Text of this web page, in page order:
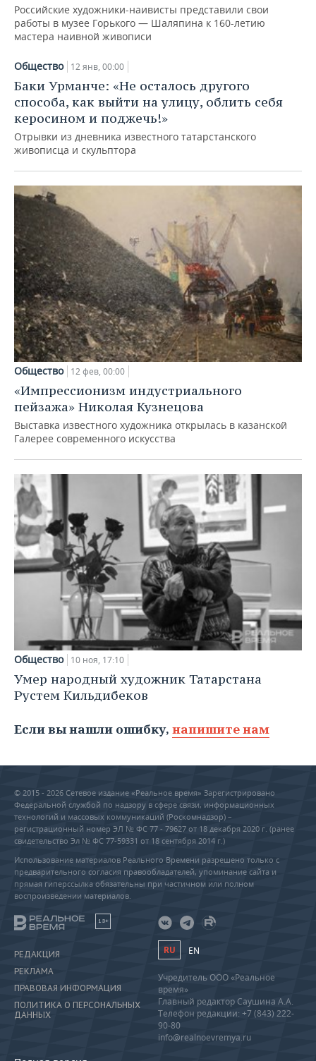
Российские художники-наивисты представили свои
работы в музее Горького — Шаляпина к 160-летию
мастера наивной живописи
Общество 12 янв, 00:00
Баки Урманче: «Не осталось другого
способа, как выйти на улицу, облить себя
керосином и поджечь!»
Отрывки из дневника известного татарстанского
живописца и скульптора
Общество 12 фев, 00:00
«Импрессионизм индустриального
пейзажа» Николая Кузнецова
Выставка известного художника открылась в казанской
Галерее современного искусства
Общество 10 ноя, 17:10
Умер народный художник Татарстана
Рустем Кильдибеков
Если вы нашли ошибку, напишите нам
© 2015 - 2026 Сетевое издание «Реальное время» Зарегистрировано
Федеральной службой по надзору в сфере связи, информационных
технологий и массовых коммуникаций (Роскомнадзор) –
регистрационный номер ЭЛ № ФС 77 - 79627 от 18 декабря 2020 г. (ранее
свидетельство Эл № ФС 77-59331 от 18 сентября 2014 г.)
Использование материалов Реального Времени разрешено только с
предварительного согласия правообладателей, упоминание сайта и
прямая гиперссылка обязательны при частичном или полном
воспроизведении материалов.
18+
РЕДАКЦИЯ
РЕКЛАМА
ПРАВОВАЯ ИНФОРМАЦИЯ
ПОЛИТИКА О ПЕРСОНАЛЬНЫХ
ДАННЫХ
RU EN
Учредитель ООО «Реальное
время»
Главный редактор Саушина А.А.
Телефон редакции: +7 (843) 222-
90-80
info@realnoevremya.ru